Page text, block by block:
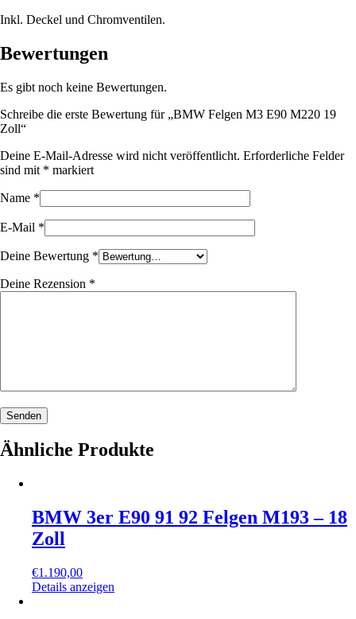
Inkl. Deckel und Chromventilen.
Bewertungen
Es gibt noch keine Bewertungen.
Schreibe die erste Bewertung für „BMW Felgen M3 E90 M220 19
Zoll“
Deine E-Mail-Adresse wird nicht veröffentlicht. Erforderliche Felder
sind mit * markiert
Name *
E-Mail *
Deine Bewertung *
Deine Rezension *
Ähnliche Produkte
BMW 3er E90 91 92 Felgen M193 – 18
Zoll
€1.190,00
Details anzeigen